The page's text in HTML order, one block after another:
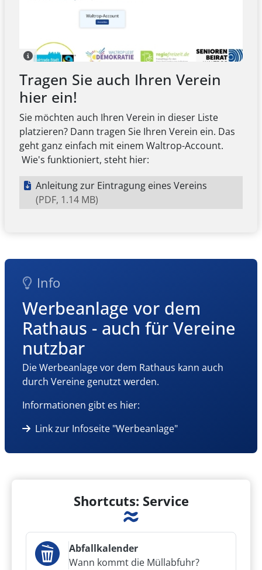
Tragen Sie auch Ihren Verein
hier ein!
Sie möchten auch Ihren Verein in dieser Liste
platzieren? Dann tragen Sie Ihren Verein ein. Das
geht ganz einfach mit einem Waltrop-Account.
Wie's funktioniert, steht hier:
Anleitung zur Eintragung eines Vereins
(PDF, 1.14 MB)
Info
Werbeanlage vor dem
Rathaus - auch für Vereine
nutzbar
Die Werbeanlage vor dem Rathaus kann auch
durch Vereine genutzt werden.
Informationen gibt es hier:
Link zur Infoseite "Werbeanlage"
Shortcuts: Service
Abfallkalender
Wann kommt die Müllabfuhr?